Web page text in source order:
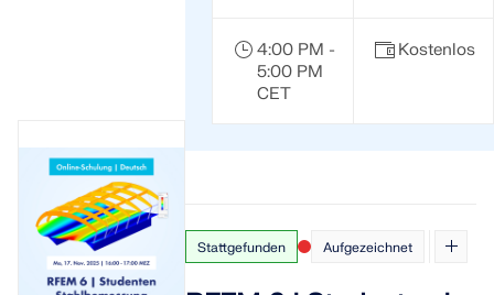
4:00 PM -
5:00 PM
CET
Kostenlos
Stattgefunden Aufgezeichnet